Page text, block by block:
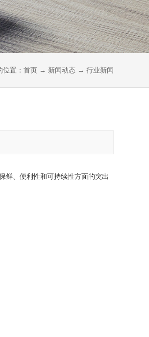
位置： 首页 → 新闻动态 → 行业新闻
鲜、便利性和可持续性方面的突出